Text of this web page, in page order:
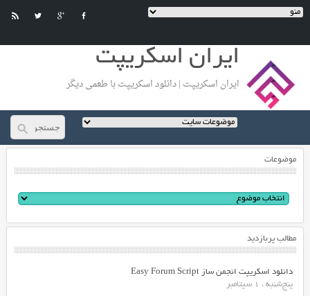
ایران اسکریپت
ایران اسکریپت | دانلود اسکریپت با طعمی دیگر
موضوعات
مطالب پربازدید
دانلود اسکریپت انجمن ساز Easy Forum Script
پنج‌شنبه ، 1 سپتامبر